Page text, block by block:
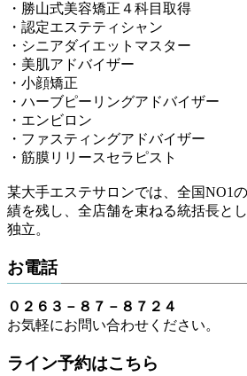
・勝山式美容矯正４科目取得
・認定エステティシャン
・シニアダイエットマスター
・美肌アドバイザー
・小顔矯正
・ハーブピーリングアドバイザー
・エンビロン
・ファスティングアドバイザー
・筋膜リリースセラピスト
某大手エステサロンでは、全国NO1
績を残し、全店舗を束ねる統括長と
独立。
お電話
０２６３－８７－８７２４
お気軽にお問い合わせください。
ライン予約はこちら